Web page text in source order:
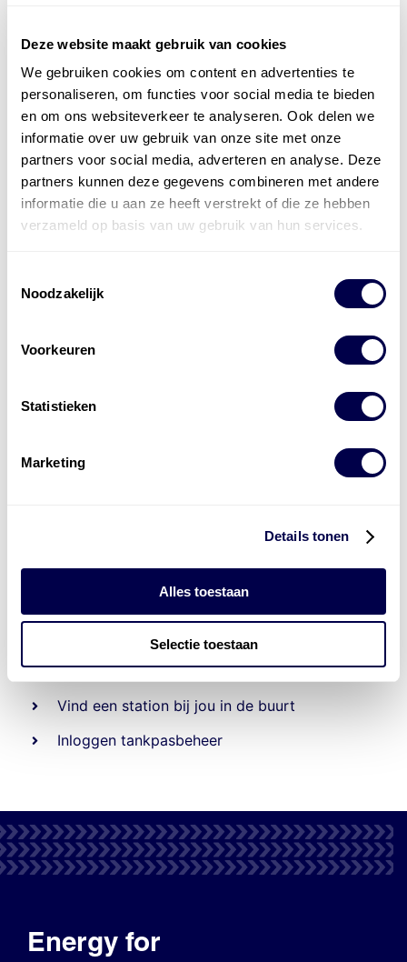
Deze website maakt gebruik van cookies
We gebruiken cookies om content en advertenties te
personaliseren, om functies voor social media te bieden
en om ons websiteverkeer te analyseren. Ook delen we
informatie over uw gebruik van onze site met onze
partners voor social media, adverteren en analyse. Deze
partners kunnen deze gegevens combineren met andere
informatie die u aan ze heeft verstrekt of die ze hebben
verzameld op basis van uw gebruik van hun services.
Noodzakelijk
Voorkeuren
Statistieken
Marketing
Details tonen
Alles toestaan
Selectie toestaan
Officieel distributeur met Mobil Smeermiddelen
voor alle sectoren
Welke olie heb ik nodig
Alle producten bekijken
ReferentiesKwikfit,Roba ,de Groot
tankstationsen duizenden
laadpassen
Den Hartog tank- en laadpas
Vind een station bij jou in de buurt
Inloggen tankpasbeheer
Energy for